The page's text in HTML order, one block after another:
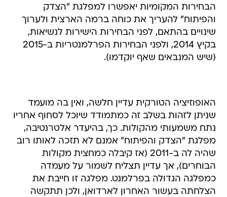
הבחירות המקומיות יאפשרו למפלגת "הצדק
והפיתוח" להעריך את כוחה ברמה הארצית ולערוך
שינויים בהתאם, לפני הבחירות הישירות לנשיאות,
בקיץ 2014, ולפני הבחירות הפרלמנטריות ב-2015
(שיש המנבאים שאף יוקדמו).
האופוזיציה הטורקית עדיין חלשה, ואין בה מועמד
שניתן לזהות בשלב זה כמתמודד שיוכל לסחוף אחריו
נתח משמעותי מהקולות. כך, בהיעדר אלטרנטיבה,
מפלגת "הצדק והפיתוח" אמנם לא תזכה לאותו רוב
שהיה לה ב-2011 (אז קיבלה כמחצית מקולות
הבוחרים), אך עדיין תצליח לשמור על מעמדה
כמפלגה הגדולה בפרלמנט. מפלגה זו חייבת את
הצלחתה בעשור האחרון לארדואן, ולכן תתקשה